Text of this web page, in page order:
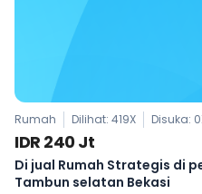
Rumah Dilihat: 419X Disuka: 0
IDR 240 Jt
Di jual Rumah Strategis di
Tambun selatan Bekasi